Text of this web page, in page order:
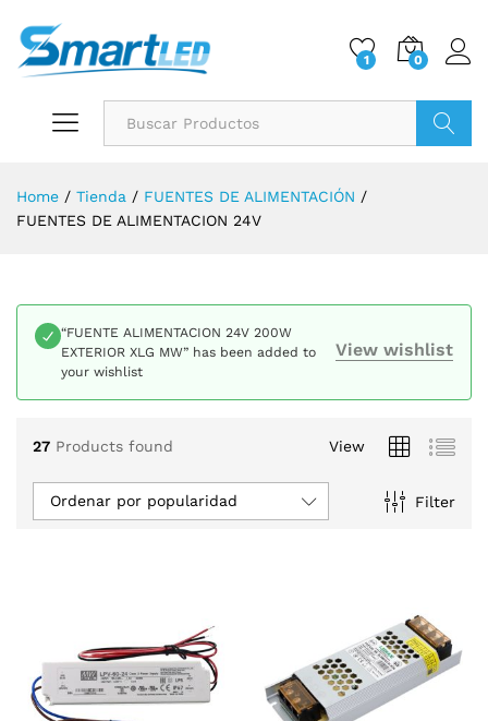
1 0
Home / Tienda / FUENTES DE ALIMENTACIÓN /
FUENTES DE ALIMENTACION 24V
View wishlist
“FUENTE ALIMENTACION 24V 200W
EXTERIOR XLG MW” has been added to
your wishlist
27 Products found View
Filter
Ordenar por popularidad